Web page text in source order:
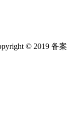
© 2019 备案